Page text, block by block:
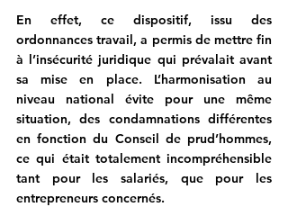
En effet, ce dispositif, issu des
ordonnances travail, a permis de mettre fin
à l’insécurité juridique qui prévalait avant
sa mise en place. L’harmonisation au
niveau national évite pour une même
situation, des condamnations différentes
en fonction du Conseil de prud’hommes,
ce qui était totalement incompréhensible
tant pour les salariés, que pour les
entrepreneurs concernés.